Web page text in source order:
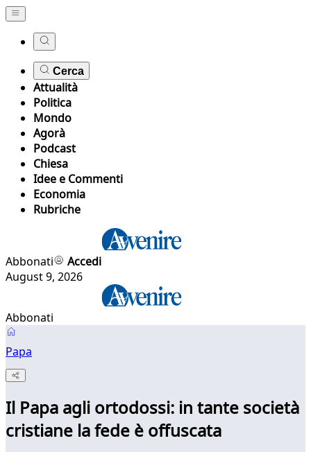
Cerca
Attualità
Politica
Mondo
Agorà
Podcast
Chiesa
Idee e Commenti
Economia
Rubriche
Abbonati
Accedi
August 9, 2026
Abbonati
Papa
Il Papa agli ortodossi: in tante società
cristiane la fede è offuscata